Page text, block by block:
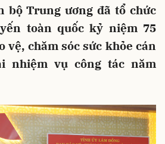
bộ Trung ương đã tổ chức
toàn quốc kỷ niệm 75
vệ, chăm sóc sức khỏe cán
nhiệm vụ công tác năm